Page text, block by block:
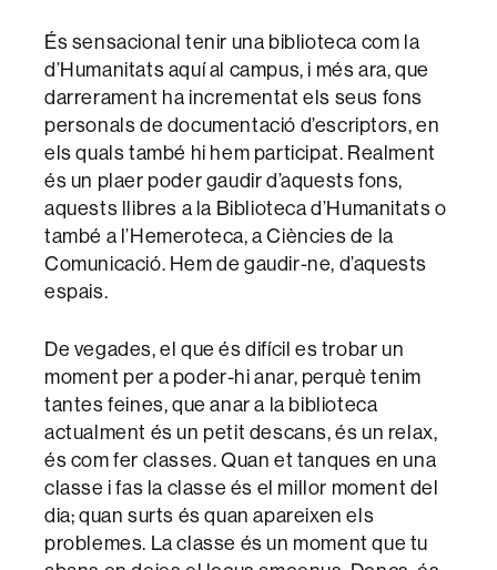
És sensacional tenir una biblioteca com la
d’Humanitats aquí al campus, i més ara, que
darrerament ha incrementat els seus fons
personals de documentació d’escriptors, en
els quals també hi hem participat. Realment
és un plaer poder gaudir d’aquests fons,
aquests llibres a la Biblioteca d’Humanitats o
també a l’Hemeroteca, a Ciències de la
Comunicació. Hem de gaudir-ne, d’aquests
espais.
De vegades, el que és difícil es trobar un
moment per a poder-hi anar, perquè tenim
tantes feines, que anar a la biblioteca
actualment és un petit descans, és un relax,
és com fer classes. Quan et tanques en una
classe i fas la classe és el millor moment del
dia; quan surts és quan apareixen els
problemes. La classe és un moment que tu